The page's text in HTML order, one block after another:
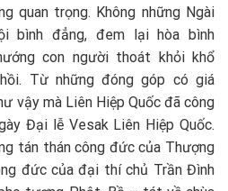
quan trọng. Không những Ngài
bình đẳng, đem lại hòa bình
con người thoát khỏi khổ
Từ những đóng góp có giá
vậy mà Liên Hiệp Quốc đã công
Đại lễ Vesak Liên Hiệp Quốc.
tán thán công đức của Thượng
đức của đại thí chủ Trần Đình